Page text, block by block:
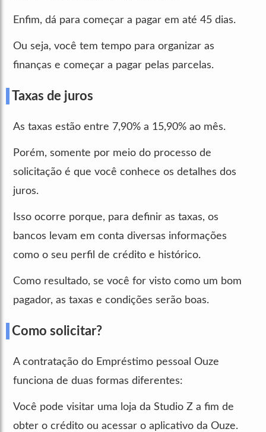
Enfim, dá para começar a pagar em até 45 dias.
Ou seja, você tem tempo para organizar as
finanças e começar a pagar pelas parcelas.
Taxas de juros
As taxas estão entre 7,90% a 15,90% ao mês.
Porém, somente por meio do processo de
solicitação é que você conhece os detalhes dos
juros.
Isso ocorre porque, para definir as taxas, os
bancos levam em conta diversas informações
como o seu perfil de crédito e histórico.
Como resultado, se você for visto como um bom
pagador, as taxas e condições serão boas.
Como solicitar?
A contratação do Empréstimo pessoal Ouze
funciona de duas formas diferentes:
Você pode visitar uma loja da Studio Z a fim de
obter o crédito ou acessar o aplicativo da Ouze.